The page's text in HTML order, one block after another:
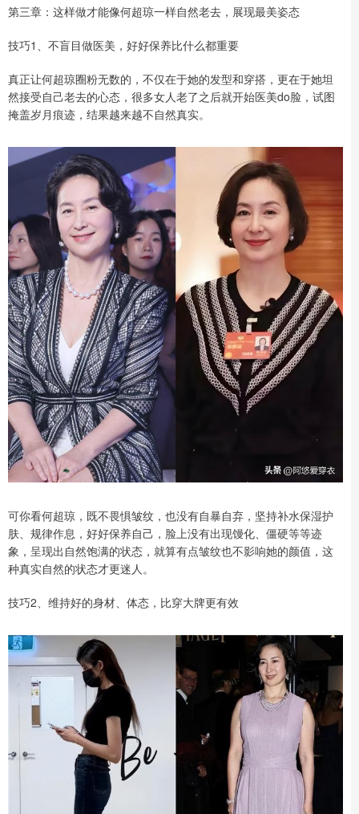
第三章：这样做才能像何超琼一样自然老去，展现最美姿态
技巧1、不盲目做医美，好好保养比什么都重要
真正让何超琼圈粉无数的，不仅在于她的发型和穿搭，更在于她坦
然接受自己老去的心态，很多女人老了之后就开始医美do脸，试图
掩盖岁月痕迹，结果越来越不自然真实。
可你看何超琼，既不畏惧皱纹，也没有自暴自弃，坚持补水保湿护
肤、规律作息，好好保养自己，脸上没有出现馒化、僵硬等等迹
象，呈现出自然饱满的状态，就算有点皱纹也不影响她的颜值，这
种真实自然的状态才更迷人。
技巧2、维持好的身材、体态，比穿大牌更有效